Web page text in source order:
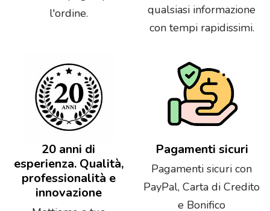
l'ordine.
qualsiasi informazione
con tempi rapidissimi.
20 anni di
esperienza. Qualità,
professionalità e
innovazione
Pagamenti sicuri
Pagamenti sicuri con
PayPal, Carta di Credito
e Bonifico